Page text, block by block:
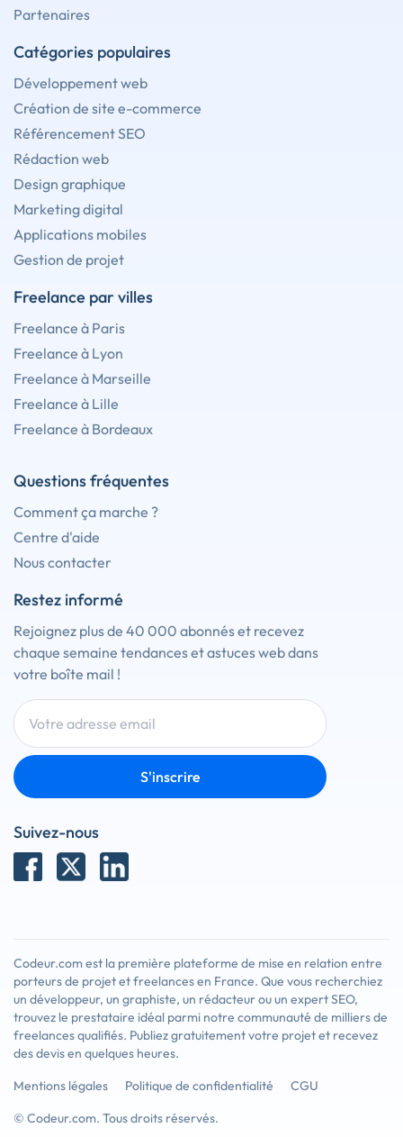
Partenaires
Catégories populaires
Développement web
Création de site e-commerce
Référencement SEO
Rédaction web
Design graphique
Marketing digital
Applications mobiles
Gestion de projet
Freelance par villes
Freelance à Paris
Freelance à Lyon
Freelance à Marseille
Freelance à Lille
Freelance à Bordeaux
Questions fréquentes
Comment ça marche ?
Centre d'aide
Nous contacter
Restez informé
Rejoignez plus de 40 000 abonnés et recevez
chaque semaine tendances et astuces web dans
votre boîte mail !
S'inscrire
Suivez-nous
Codeur.com est la première plateforme de mise en relation entre
porteurs de projet et freelances en France. Que vous recherchiez
un développeur, un graphiste, un rédacteur ou un expert SEO,
trouvez le prestataire idéal parmi notre communauté de milliers de
freelances qualifiés. Publiez gratuitement votre projet et recevez
des devis en quelques heures.
Mentions légales
Politique de confidentialité
CGU
© Codeur.com. Tous droits réservés.